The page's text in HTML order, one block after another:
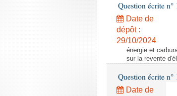
Question écrite
Date de
dépôt :
29/10/2024
énergie et
sur la revente
Question écrite
Date de